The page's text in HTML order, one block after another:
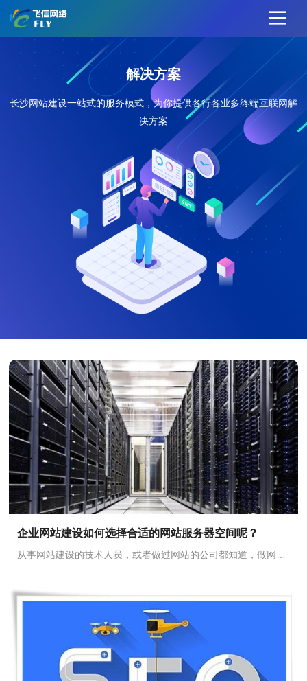
解决方案
长沙网站建设一站式的服务模式，为你提供各行各业多终端互联网解
决方案
企业网站建设如何选择合适的网站服务器空间呢？